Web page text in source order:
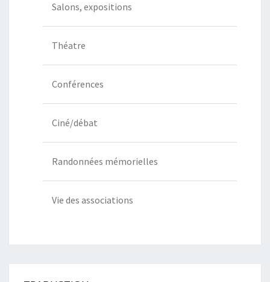
Salons, expositions
Théatre
Conférences
Ciné/débat
Randonnées mémorielles
Vie des associations